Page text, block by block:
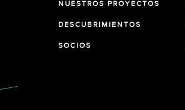
NUESTROS PROYECTOS
DESCUBRIMIENTOS
SOCIOS